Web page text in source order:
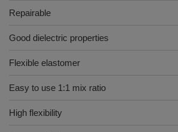
Repairable
Good dielectric properties
Flexible elastomer
Easy to use 1:1 mix ratio
High flexibility